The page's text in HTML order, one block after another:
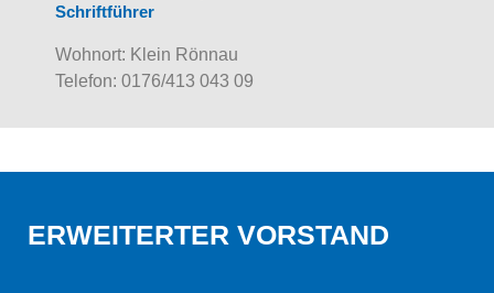
Schriftführer
Wohnort: Klein Rönnau
Telefon: 0176/413 043 09
ERWEITERTER VORSTAND